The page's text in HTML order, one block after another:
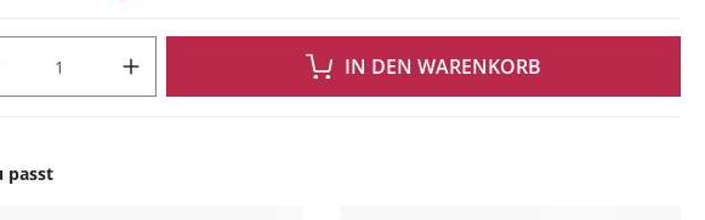
IN DEN WARENKORB
passt